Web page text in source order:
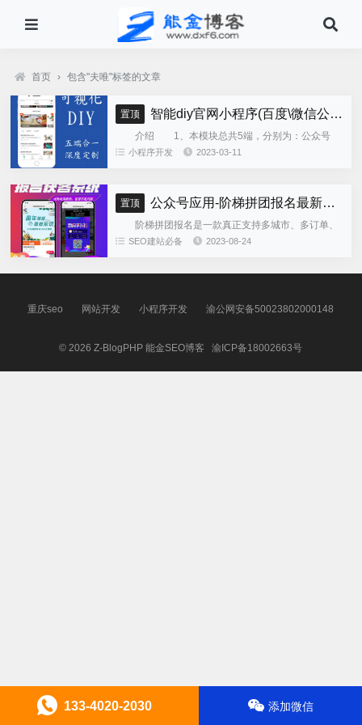
首页 › 包含"夫唯"标签的文章
置顶 智能diy官网小程序(百度\微信公众号\微信小程序\支付宝\抖音小程序)独立版
介绍 1、本模块总共5端，分别为：公众号
h5、微信小程序、百度小程序、支付宝小程序、......
小程序开发 2023-03-11
置顶 公众号应用-阶梯拼团报名最新版本源码程序
阶梯拼团报名是一款真正支持多城市、多订单、
全供应链商业模式，订单统计、核销、一键导出等强
SEO建站必备 2023-08-24
重庆seo 网站开发 小程序开发 渝公网安备50023802000148
© 2026Z-BlogPHP 能金SEO博客渝ICP备18002663号
133-4020-2030 添加微信